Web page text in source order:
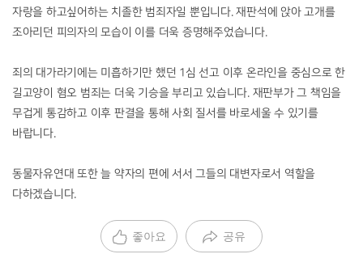
자랑을 하고싶어하는 치졸한 범죄자일 뿐입니다. 재판석에 앉아 고개를
조아리던 피의자의 모습이 이를 더욱 증명해주었습니다.
죄의 대가라기에는 미흡하기만 했던 1심 선고 이후 온라인을 중심으로 한
길고양이 혐오 범죄는 더욱 기승을 부리고 있습니다. 재판부가 그 책임을
무겁게 통감하고 이후 판결을 통해 사회 질서를 바로세울 수 있기를
바랍니다.
동물자유연대 또한 늘 약자의 편에 서서 그들의 대변자로서 역할을
다하겠습니다.
좋아요 공유